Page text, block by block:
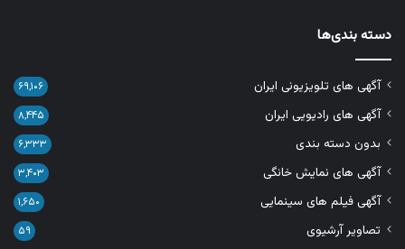
دسته بندی‌ها
آگهی های تلویزیونی ایران ۶۹,۱۰۶
آگهی های رادیویی ایران ۸,۴۴۵
بدون دسته بندی ۶,۳۳۳
آگهی های نمایش خانگی ۳,۴۰۳
آگهی فیلم های سینمایی ۱,۶۵۰
تصاویر آرشیوی ۵۹